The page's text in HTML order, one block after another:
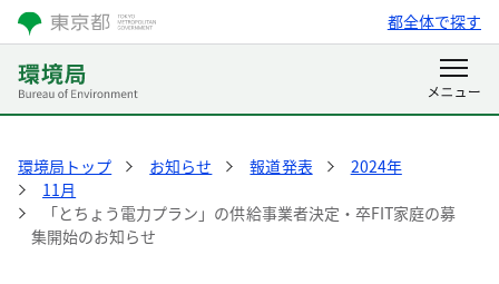
都全体で探す
環境局トップ お知らせ 報道発表
2024年
11月
「とちょう電力プラン」の供給事業者決定・卒FIT家庭の募
集開始のお知らせ